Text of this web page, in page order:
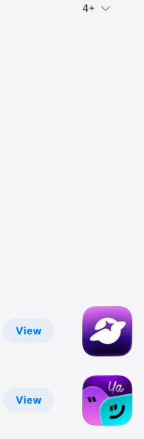
4+
View
View